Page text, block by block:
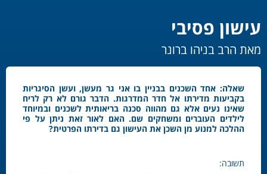
עישון פסיבי
מאת הרב בניהו ברונר
שאלה: אחד השכנים בבניין בו אני גר מעשן, ועשן הסיגריות
בקביעות מדירתו אל חדר המדרגות. הדבר גורם לא רק לריח
שאינו נעים אלא גם מהווה סכנה בריאותית לשכנים ובמיוחד
לילדים העוברים ומשחקים שם. האם לאור זאת ניתן על פי
ההלכה למנוע מן השכן את העישון גם בדירתו הפרטית?
תשובה: